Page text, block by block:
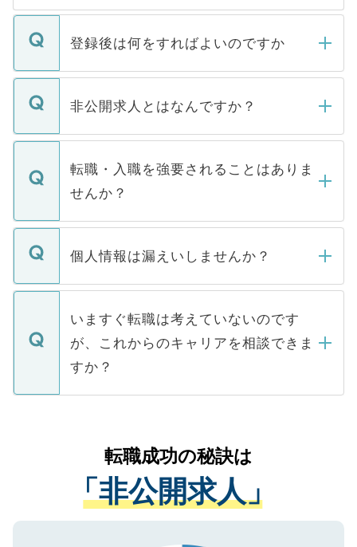
登録後は何をすればよいのですか
ご登録いただきましたら、弊社担当者がご
登録内容を確認し、その後メールもしくは
ます。通常、5営業日以内にはご連絡をせて
いただきますので、しばらくお待ちくださ
い。
非公開求人とはなんですか？
マイナビDOCTORで取り扱っている求人の
うち約3割は、Webサイトからご覧いただ
けない「非公開求人」です。非公開求人は
下記の理由によって、一般には公開してい
ません。
■応募殺到を避けるため 人気のある医療機
関を公にしてしまうと、応募が殺到する場
に、医療機関が求める条件に合った人材の
みを人材紹介会社に依頼するケースが増え
ています。
転職・入職を強要されることはありま
せんか？
転職・入職を強要することは一切ありませ
ん。また、仮に応募先から内定をいただい
定を承諾する必要はありません。内定先へ
の辞退の連絡はキャリアパートナーが行い
ますので、ご安心ください。
個人情報は漏えいしませんか？
個人情報が漏えいすることはありませんの
で、ご安心ください。当サイトからの登録
などで収集したご登録者様の個人情報は、
ご本人のキャリアアップおよび転職活動の
支援を目的に使用いたします。お預かりし
ているすべての個人データはご本人の許可
は、個人情報の取り扱いについての厳密な
管理基準を満たした事業者のみに付与され
る、プライバシーマークを取得済みです。
ご登録いただいた個人情報は、SSL（デー
いますぐ転職は考えていないのです
が、これからのキャリアを相談できま
すか？
かがいして、現在の医療機関の状況や紹介
経験をまじえながら、適切なアドバイスを
させていただきます。すぐにご転職をされ
ない方には、長期的なサポートが可能です
ので、まずはご登録ください。
転職成功の秘訣は
「非公開求人」